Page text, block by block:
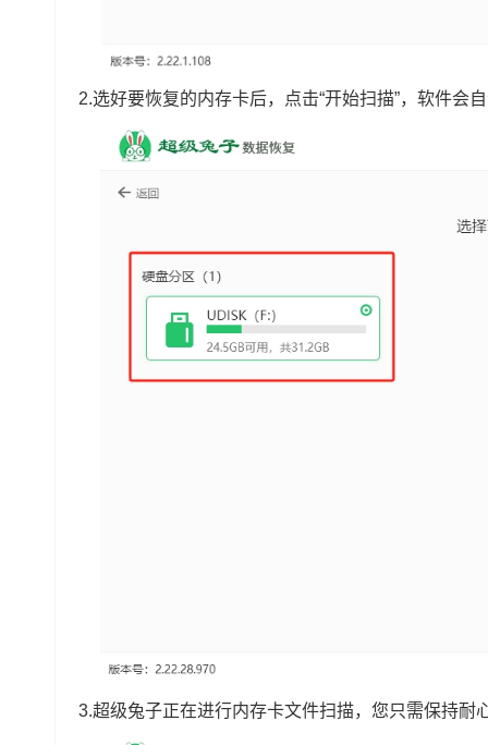
2.选好要恢复的内存卡后，点击“开始扫描”，软件会
3.超级兔子正在进行内存卡文件扫描，您只需保持耐